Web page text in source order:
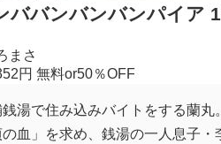
ババンバンバンパイア
まさ
円 無料or50％OFF
湯で住み込みバイトをする蘭
血」を求め、銭湯の一人息子